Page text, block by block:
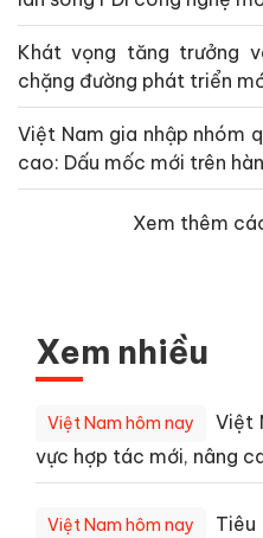
Khát vọng tăng trưởng
chặng đường phát triển
Việt Nam gia nhập nhóm
cao: Dấu mốc mới trên
Xem thêm
Xem nhiều
Việt Nam hôm nay
Việt
vực hợp tác mới, nâng
Việt Nam hôm nay
Tiêu